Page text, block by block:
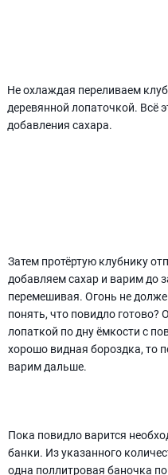
Не охлаждая переливаем
деревянной лопаточкой. Всё
добавления сахара.
Затем протёртую клубнику
добавляем сахар и варим до
перемешивая. Огонь не
понять, что повидло готово?
лопаткой по дну ёмкости с
хорошо видная бороздка, то
варим дальше.
Пока повидло варится
банки. Из указанного
одна поллитровая баночка